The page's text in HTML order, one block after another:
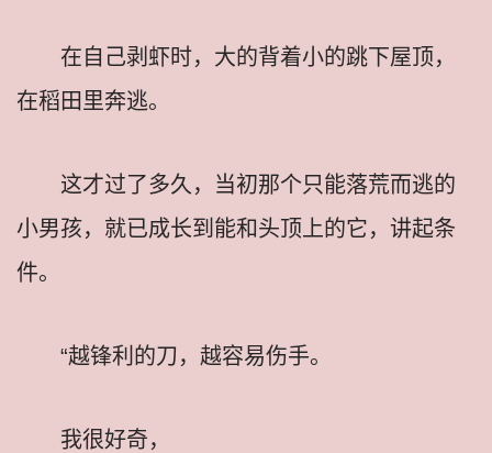
在自己剥虾时，大的背着小的跳下屋顶，
在稻田里奔逃。
这才过了多久，当初那个只能落荒而逃的
小男孩，就已成长到能和头顶上的它，讲起条
件。
“越锋利的刀，越容易伤手。
我很好奇，